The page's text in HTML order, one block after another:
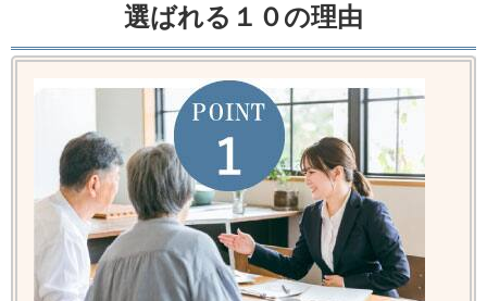
選ばれる１０の理由